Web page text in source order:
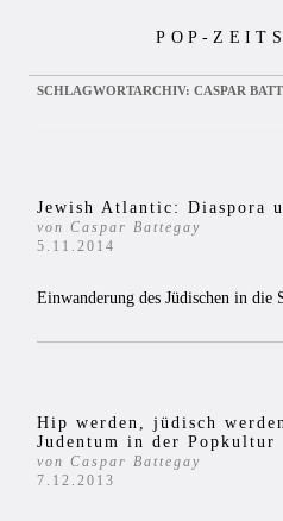
POP-
SCHLAGWORTARCHIV: CASPAR
Jewish Atlantic: Diaspora
von Caspar Battegay
5.11.2014
Einwanderung des Jüdischen in die
Hip werden, jüdisch
Judentum in der Popkultur
von Caspar Battegay
7.12.2013